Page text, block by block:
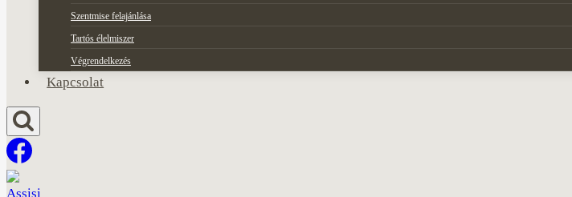
Szentmise felajánlása
Tartós élelmiszer
Végrendelkezés
Kapcsolat